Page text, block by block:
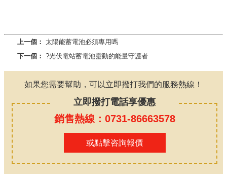
上一個： 太陽能蓄電池必須專用嗎
下一個： ?光伏電站蓄電池靈動的能量守護者
如果您需要幫助，可以立即撥打我們的服務熱線！
立即撥打電話享優惠
銷售熱線：0731-86663578
或點擊咨詢報價